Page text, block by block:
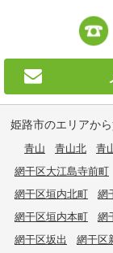
姫路市のエリアか
青山 青山北 青
網干区大江島寺前町
網干区垣内北町
網
網干区垣内本町
網
網干区坂出
網干区